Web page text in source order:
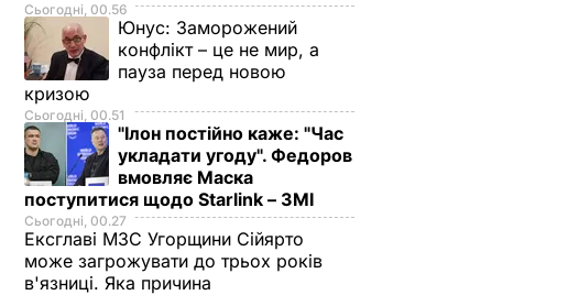
Сьогодні, 00.56
Юнус: Заморожений
конфлікт – це не мир, а
пауза перед новою
кризою
Сьогодні, 00.51
"Ілон постійно каже: "Час
укладати угоду". Федоров
вмовляє Маска
поступитися щодо Starlink – ЗМІ
Сьогодні, 00.27
Ексглаві МЗС Угорщини Сійярто
може загрожувати до трьох років
в'язниці. Яка причина